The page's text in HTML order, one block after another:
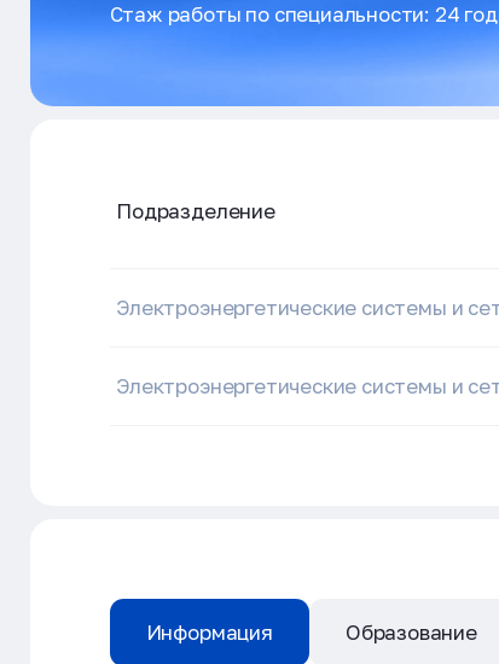
Стаж работы по специальности: 24
Подразделение
Электроэнергетические системы и
Электроэнергетические системы и
Информация Образование